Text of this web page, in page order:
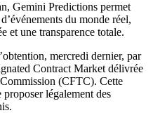
Gemini Predictions permet
du monde réel,
et une transparence totale.
mercredi dernier, par
Contract Market délivrée
(CFTC). Cette
proposer légalement des